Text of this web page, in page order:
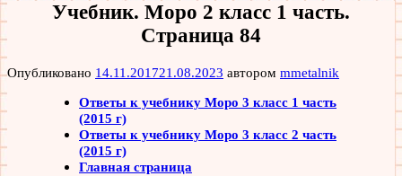
Учебник. Моро 2 класс 1 часть.
Страница 84
Опубликовано 14.11.201721.08.2023 автором mmetalnik
Ответы к учебнику Моро 3 класс 1 часть
(2015 г)
Ответы к учебнику Моро 3 класс 2 часть
(2015 г)
Главная страница